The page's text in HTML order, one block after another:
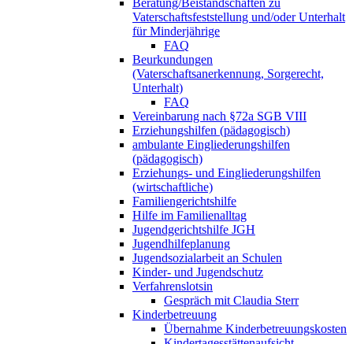
Beratung/Beistandschaften zu
Vaterschaftsfeststellung und/oder Unterhalt
für Minderjährige
FAQ
Beurkundungen
(Vaterschaftsanerkennung, Sorgerecht,
Unterhalt)
FAQ
Vereinbarung nach §72a SGB VIII
Erziehungshilfen (pädagogisch)
ambulante Eingliederungshilfen
(pädagogisch)
Erziehungs- und Eingliederungshilfen
(wirtschaftliche)
Familiengerichtshilfe
Hilfe im Familienalltag
Jugendgerichtshilfe JGH
Jugendhilfeplanung
Jugendsozialarbeit an Schulen
Kinder- und Jugendschutz
Verfahrenslotsin
Gespräch mit Claudia Sterr
Kinderbetreuung
Übernahme Kinderbetreuungskosten